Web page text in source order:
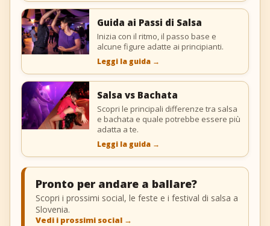
Guida ai Passi di Salsa
Inizia con il ritmo, il passo base e
alcune figure adatte ai principianti.
Leggi la guida →
Salsa vs Bachata
Scopri le principali differenze tra salsa
e bachata e quale potrebbe essere più
adatta a te.
Leggi la guida →
Pronto per andare a ballare?
Scopri i prossimi social, le feste e i festival di salsa a
Slovenia.
Vedi i prossimi social →